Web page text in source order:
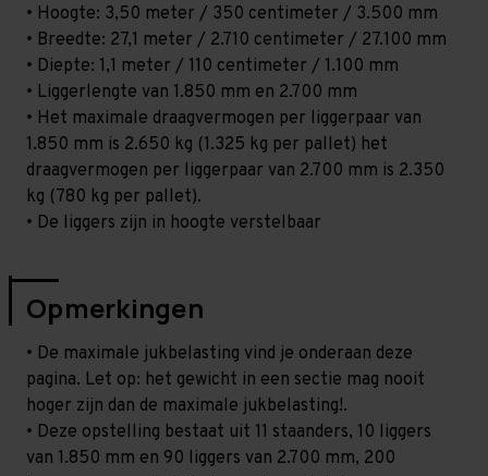
• Hoogte: 3,50 meter / 350 centimeter / 3.500 mm
• Breedte: 27,1 meter / 2.710 centimeter / 27.100 mm
• Diepte: 1,1 meter / 110 centimeter / 1.100 mm
• Liggerlengte van 1.850 mm en 2.700 mm
• Het maximale draagvermogen per liggerpaar van
1.850 mm is 2.650 kg (1.325 kg per pallet) het
draagvermogen per liggerpaar van 2.700 mm is 2.350
kg (780 kg per pallet).
• De liggers zijn in hoogte verstelbaar
Opmerkingen
• De maximale jukbelasting vind je onderaan deze
pagina. Let op: het gewicht in een sectie mag nooit
hoger zijn dan de maximale jukbelasting!.
• Deze opstelling bestaat uit 11 staanders, 10 liggers
van 1.850 mm en 90 liggers van 2.700 mm, 200